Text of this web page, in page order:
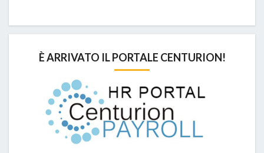
È ARRIVATO IL PORTALE CENTURION!